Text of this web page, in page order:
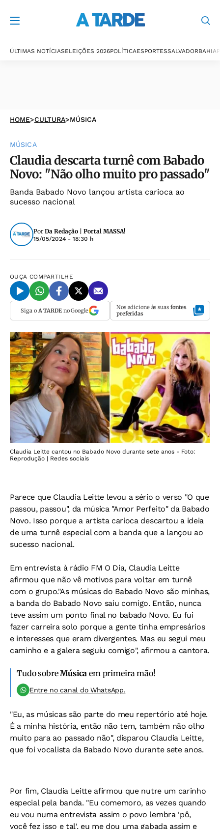
ÚLTIMAS NOTÍCIASELEIÇÕES 2026POLÍTICAESPORTESSALVADORBAHIA
HOME>CULTURA>MÚSICA
MÚSICA
Claudia descarta turnê com Babado
Novo: "Não olho muito pro passado"
Banda Babado Novo lançou artista carioca ao
sucesso nacional
Por Da Redação | Portal MASSA!
15/05/2024 - 18:30 h
OUÇA COMPARTILHE
Siga o A TARDEno Google Nos adicione às suas fontes
preferidas
Claudia Leitte cantou no Babado Novo durante sete anos - Foto:
Reprodução | Redes sociais
Parece que Claudia Leitte levou a sério o verso "O que
passou, passou", da música "Amor Perfeito" da Babado
Novo. Isso porque a artista carioca descartou a ideia
de uma turnê especial com a banda que a lançou ao
sucesso nacional.
Em entrevista à rádio FM O Dia, Claudia Leitte
afirmou que não vê motivos para voltar em turnê
com o grupo."As músicas do Babado Novo são minhas,
a banda do Babado Novo saiu comigo. Então, nunca
teve assim um ponto final no babado Novo. Eu fui
fazer carreira solo porque a gente tinha empresários
e interesses que eram divergentes. Mas eu segui meu
caminho e a galera seguiu comigo", afirmou a cantora.
Tudo sobreMúsica em primeira mão!
Entre no canal do WhatsApp.
"Eu, as músicas são parte do meu repertório até hoje.
É a minha história, então não tem, também não olho
muito para ao passado não", disparou Claudia Leitte,
que foi vocalista da Babado Novo durante sete anos.
Por fim, Claudia Leitte afirmou que nutre um carinho
especial pela banda. "Eu comemoro, as vezes quando
eu vou numa entrevista assim o povo lembra 'pô,
você fez isso e tal', eu me dou uma gabada assim e